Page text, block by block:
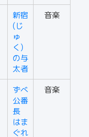
新宿
(じ
ゅ
く)
の与
太者
音楽
ずべ
公番
長
はま
ぐれ
音楽